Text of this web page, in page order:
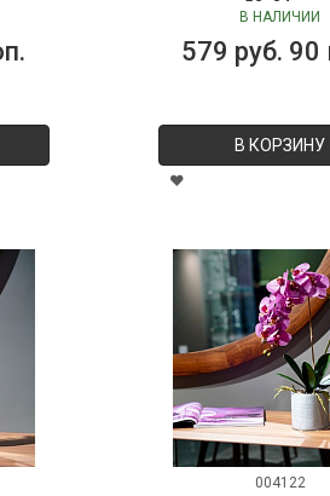
52х24 см
В НАЛИЧИИ
579 руб. 90
В КОРЗИНУ
004122